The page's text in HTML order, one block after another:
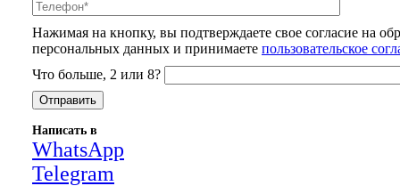
Нажимая на кнопку, вы подтверждаете свое согласие на
персональных данных и принимаете пользовательское
Что больше, 2 или 8?
Написать в
WhatsApp
Telegram